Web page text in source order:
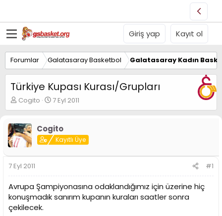
Giriş yap Kayıt ol
Forumlar Galatasaray Basketbol Galatasaray Kadın
Türkiye Kupası Kurası/Grupları
K
o
u
y
u
B
a
ş
a
t
a
Cogito
B
a
l
a
n
g
a
r
7 Eyl 2011
Cogito
Kayıtlı Üye
7 Eyl 2011 #1
Avrupa Şampiyonasına odaklandığımız için üzerine hiç
konuşmadık sanırım kupanın kuraları saatler sonra
çekilecek.